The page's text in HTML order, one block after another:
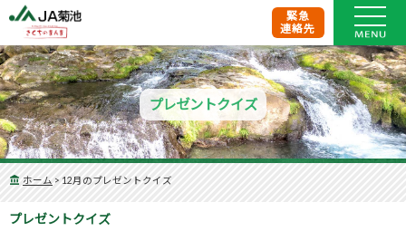
緊急
連絡先
プレゼントクイズ
ホーム > 12月のプレゼントクイズ
プレゼントクイズ